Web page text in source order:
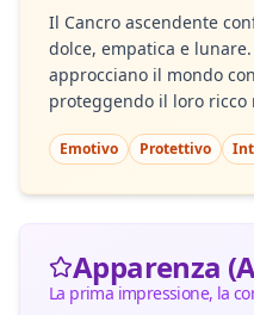
Il Cancro ascendente
dolce, empatica e
approcciano il mondo
proteggendo il loro ricco
Emotivo Protettivo
Apparenza
La prima impressione, la